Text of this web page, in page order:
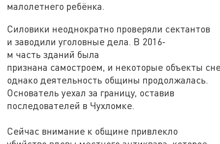
малолетнего ребёнка.
Силовики неоднократно проверяли сектантов
и заводили уголовные дела. В 2016-
м часть зданий была
признана самостроем, и некоторые объекты
однако деятельность общины продолжалась.
Основатель уехал за границу, оставив
последователей в Чухломке.
Сейчас внимание к общине привлекло